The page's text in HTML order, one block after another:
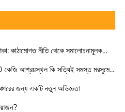
কাঠামোগত নীতি থেকে সমালোচনামূলক
কেজি আশ্রয়স্থল কি সত্যিই সমস্ত মরসুমের
ভারসাম্য বজায় রাখতে পারে?
জন্য একটি নতুন অভিজ্ঞতা